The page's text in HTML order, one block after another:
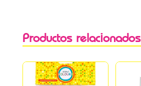
Productos relacionados